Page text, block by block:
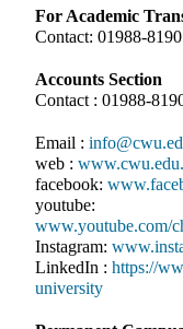
For Academic
Contact: 01988-
Accounts Section
Contact : 01988-
Email :
web :
facebook:
youtube:
www.youtube.com/
Instagram:
LinkedIn : https://
university